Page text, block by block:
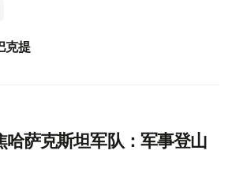
克提
哈萨克斯坦军队：军事登山